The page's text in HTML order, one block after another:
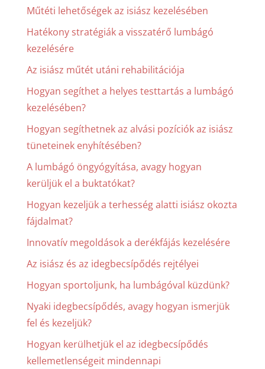
Műtéti lehetőségek az isiász kezelésében
Hatékony stratégiák a visszatérő lumbágó
kezelésére
Az isiász műtét utáni rehabilitációja
Hogyan segíthet a helyes testtartás a lumbágó
kezelésében?
Hogyan segíthetnek az alvási pozíciók az isiász
tüneteinek enyhítésében?
A lumbágó öngyógyítása, avagy hogyan
kerüljük el a buktatókat?
Hogyan kezeljük a terhesség alatti isiász okozta
fájdalmat?
Innovatív megoldások a derékfájás kezelésére
Az isiász és az idegbecsípődés rejtélyei
Hogyan sportoljunk, ha lumbágóval küzdünk?
Nyaki idegbecsípődés, avagy hogyan ismerjük
fel és kezeljük?
Hogyan kerülhetjük el az idegbecsípődés
kellemetlenségeit mindennapi